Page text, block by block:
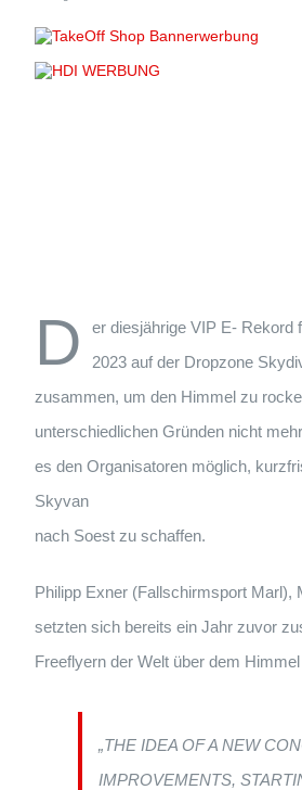
D
er diesjährige VIP E- Rekord
2023 auf der Dropzone
zusammen, um den Himmel zu
unterschiedlichen Gründen nicht
es den Organisatoren möglich,
Skyvan
nach Soest zu schaffen.
Philipp Exner (Fallschirmsport Marl),
setzten sich bereits ein Jahr zuvor
Freeflyern der Welt über dem
„THE IDEA OF A NEW
IMPROVEMENTS,